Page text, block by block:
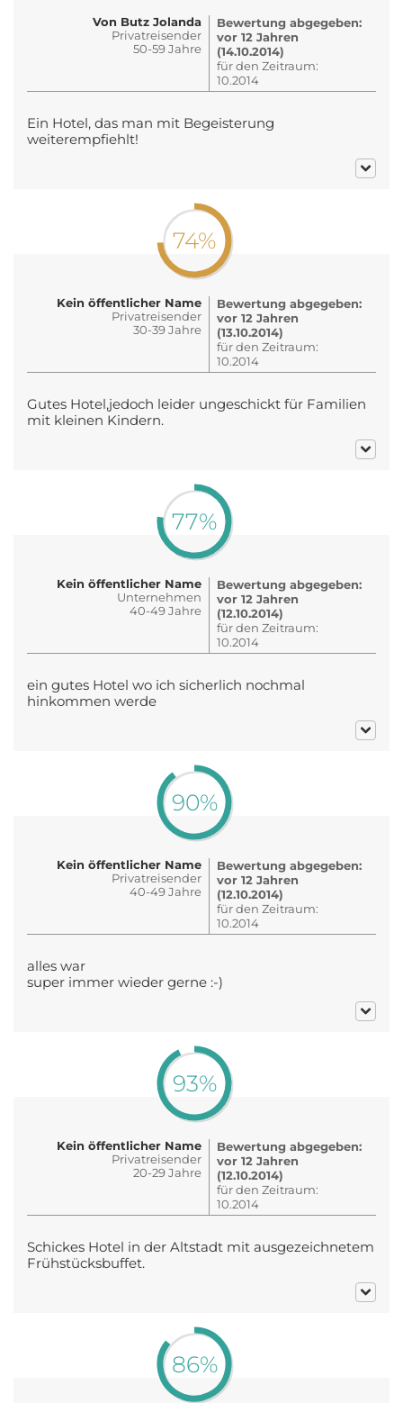
Von Butz Jolanda
Privatreisender
50-59 Jahre
Bewertung abgegeben:
vor 12 Jahren
(14.10.2014)
für den Zeitraum:
10.2014
Ein Hotel, das man mit Begeisterung
weiterempfiehlt!
74%
Kein öffentlicher Name
Privatreisender
30-39 Jahre
Bewertung abgegeben:
vor 12 Jahren
(13.10.2014)
für den Zeitraum:
10.2014
Gutes Hotel,jedoch leider ungeschickt für Familien
mit kleinen Kindern.
77%
Kein öffentlicher Name
Unternehmen
40-49 Jahre
Bewertung abgegeben:
vor 12 Jahren
(12.10.2014)
für den Zeitraum:
10.2014
ein gutes Hotel wo ich sicherlich nochmal
hinkommen werde
90%
Kein öffentlicher Name
Privatreisender
40-49 Jahre
Bewertung abgegeben:
vor 12 Jahren
(12.10.2014)
für den Zeitraum:
10.2014
alles war
super immer wieder gerne :-)
93%
Kein öffentlicher Name
Privatreisender
20-29 Jahre
Bewertung abgegeben:
vor 12 Jahren
(12.10.2014)
für den Zeitraum:
10.2014
Schickes Hotel in der Altstadt mit ausgezeichnetem
Frühstücksbuffet.
86%